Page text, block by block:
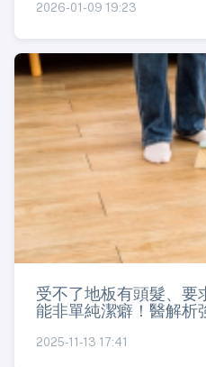
2026-01-09 19:23
受不了地板有頭髮、要
能非單純潔癖！醫解析
2025-11-13 17:41